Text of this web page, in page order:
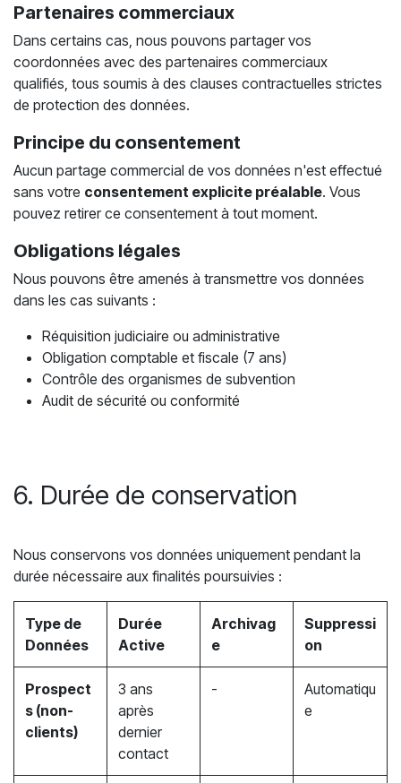
Partenaires commerciaux
Dans certains cas, nous pouvons partager vos
coordonnées avec des partenaires commerciaux
qualifiés, tous soumis à des clauses contractuelles strictes
de protection des données.
Principe du consentement
Aucun partage commercial de vos données n'est effectué
sans votre consentement explicite préalable. Vous
pouvez retirer ce consentement à tout moment.
Obligations légales
Nous pouvons être amenés à transmettre vos données
dans les cas suivants :
Réquisition judiciaire ou administrative
Obligation comptable et fiscale (7 ans)
Contrôle des organismes de subvention
Audit de sécurité ou conformité
6. Durée de conservation
Nous conservons vos données uniquement pendant la
durée nécessaire aux finalités poursuivies :
Type de
Données
Durée
Active
Archivag
e
Suppressi
on
Prospect
s (non-
clients)
3 ans
après
dernier
contact
-
Automatiqu
e